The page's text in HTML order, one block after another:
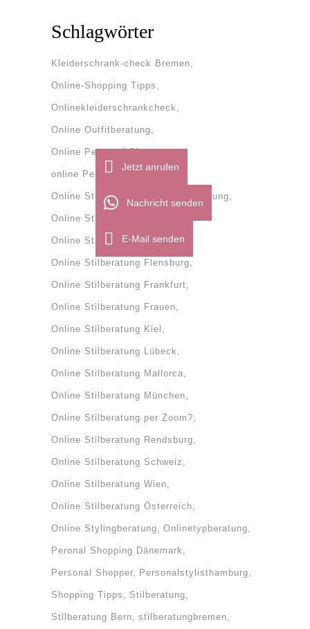
Schlagwörter
Kleiderschrank-check Bremen
Online-Shopping Tipps
Onlinekleiderschrankcheck
Online Outfitberatung
Online Personal Shopper
online Personal Shopping
Online Stilberatung onlinestilberatung
Online Stilberatung Bremen
Online Stilberatung Dänemark
Online Stilberatung Flensburg
Online Stilberatung Frankfurt
Online Stilberatung Frauen
Online Stilberatung Kiel
Online Stilberatung Lübeck
Online Stilberatung Mallorca
Online Stilberatung München
Online Stilberatung per Zoom?
Online Stilberatung Rendsburg
Online Stilberatung Schweiz
Online Stilberatung Wien
Online Stilberatung Österreich
Online Stylingberatung Onlinetypberatung
Peronal Shopping Dänemark
Personal Shopper Personalstylisthamburg
Shopping Tipps Stilberatung
Stilberatung Bern stilberatungbremen
Jetzt anrufen
Nachricht senden
E-Mail senden